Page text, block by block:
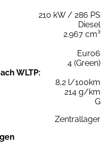
210 kW / 286 PS
Diesel
2.967 cm³
Euro6
4 (Green)
WLTP:
8,2 l/100km
214 g/km
G
Zentrallager